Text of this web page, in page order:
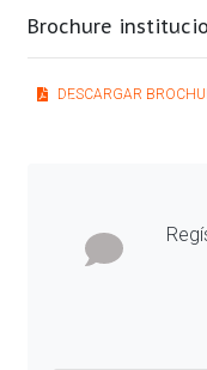
Brochure
DESCARGAR